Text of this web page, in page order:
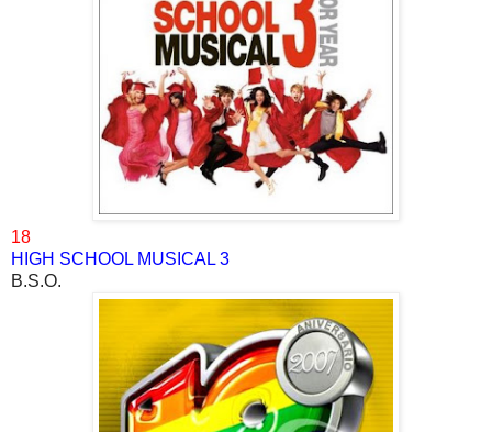
18
HIGH SCHOOL MUSICAL 3
B.S.O.